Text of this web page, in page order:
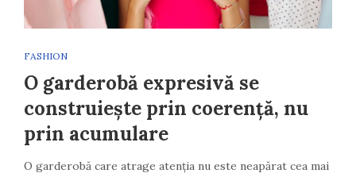
FASHION
O garderobă expresivă se
construiește prin coerență, nu
prin acumulare
O garderobă care atrage atenția nu este neapărat cea mai